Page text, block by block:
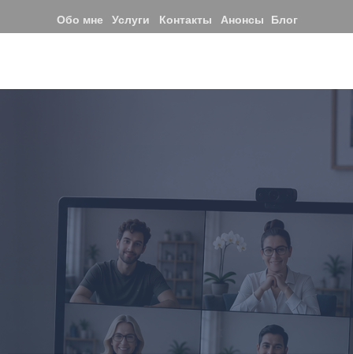
Обо мне Анонсы Блог
Услуги Контакты